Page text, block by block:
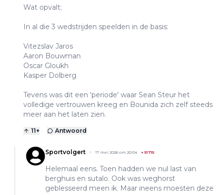
Wat opvalt;
In al die 3 wedstrijden speelden in de basis:
Vitezslav Jaros
Aaron Bouwman
Oscar Gloukh
Kasper Dolberg
Tevens was dit een 'periode' waar Sean Steur het
volledige vertrouwen kreeg en Bounida zich zelf steeds
meer aan het laten zien.
11+ Antwoord
Sportvolgert 17 mei 2026 om 20:04 + 51715
Helemaal eens. Toen hadden we nul last van
berghuis en sutalo. Ook was weghorst
geblesseerd meen ik. Maar ineens moesten deze